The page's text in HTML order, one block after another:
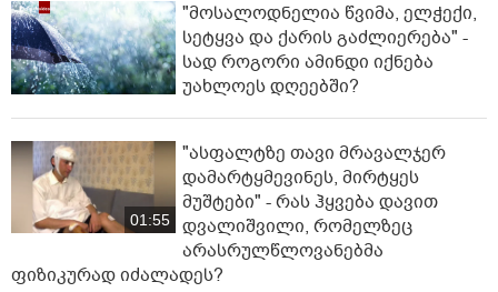
"მოსალოდნელია წვიმა, ელჭექი,
სეტყვა და ქარის გაძლიერება" -
სად როგორი ამინდი იქნება
უახლოეს დღეებში?
01:55
"ასფალტზე თავი მრავალჯერ
დამარტყმევინეს, მირტყეს
მუშტები" - რას ჰყვება დავით
დვალიშვილი, რომელზეც
არასრულწლოვანებმა
ფიზიკურად იძალადეს?